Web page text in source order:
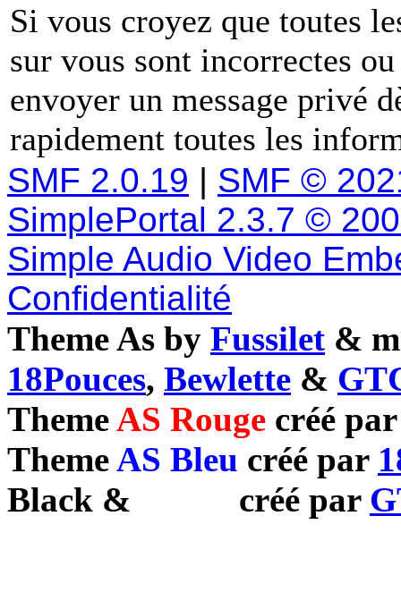
Si vous croyez que toutes
sur vous sont incorrectes
envoyer un message privé
rapidement toutes les
SMF 2.0.19 | SMF ©
SimplePortal 2.3.7 ©
Simple Audio Video
Confidentialité
Theme As by Fussilet &
18Pouces, Bewlette &
ThemeAS Rouge créé
ThemeAS Bleu créé par
Black & créé par